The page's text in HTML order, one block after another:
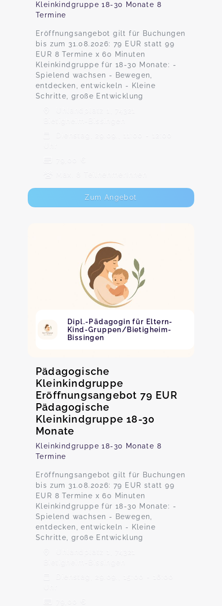
Kleinkindgruppe 18-30 Monate 8
Termine
Eröffnungsangebot gilt für Buchungen
bis zum 31.08.2026: 79 EUR statt 99
EUR 8 Termine x 60 Minuten
Kleinkindgruppe für 18-30 Monate: -
Spielend wachsen - Bewegen,
entdecken, entwickeln - Kleine
Schritte, große Entwicklung
Uhlandplatz 1, 74321
Bietigheim-Bissingen
Dienstag, 29.09., 11:00 - 12:00
79,00 €
Max. 8 TeilnehmerInnen
Zum Angebot
Dipl.-Pädagogin für Eltern-
Kind-Gruppen/Bietigheim-
Bissingen
Pädagogische
Kleinkindgruppe
Eröffnungsangebot 79 EUR
Pädagogische
Kleinkindgruppe 18-30
Monate
Kleinkindgruppe 18-30 Monate 8
Termine
Eröffnungsangebot gilt für Buchungen
bis zum 31.08.2026: 79 EUR statt 99
EUR 8 Termine x 60 Minuten
Kleinkindgruppe für 18-30 Monate: -
Spielend wachsen - Bewegen,
entdecken, entwickeln - Kleine
Schritte, große Entwicklung
Uhlandplatz 1, 74321
Bietigheim-Bissingen
Dienstag, 29.09., 15:00 - 16:00
79,00 €